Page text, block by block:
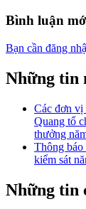
Bình luận
Bạn cần đăng
Những tin
Các đơn vị
Quang tổ
thưởng
Thông
kiểm sát
Những tin